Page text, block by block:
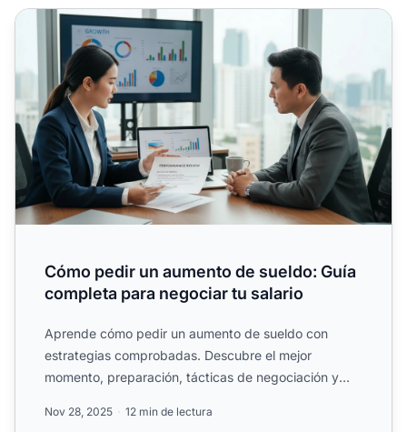
Cómo pedir un aumento de sueldo: Guía completa para
Cómo pedir un aumento de sueldo: Guía
completa para negociar tu salario
Aprende cómo pedir un aumento de sueldo con
estrategias comprobadas. Descubre el mejor
momento, preparación, tácticas de negociación y
Nov 28, 2025 12 min de lectura